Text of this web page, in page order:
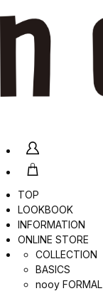
TOP
LOOKBOOK
INFORMATION
ONLINE STORE
COLLECTION
BASICS
nooy FORMAL